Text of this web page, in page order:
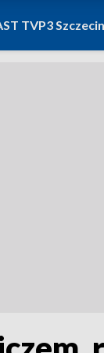
TVP3 Szczecin